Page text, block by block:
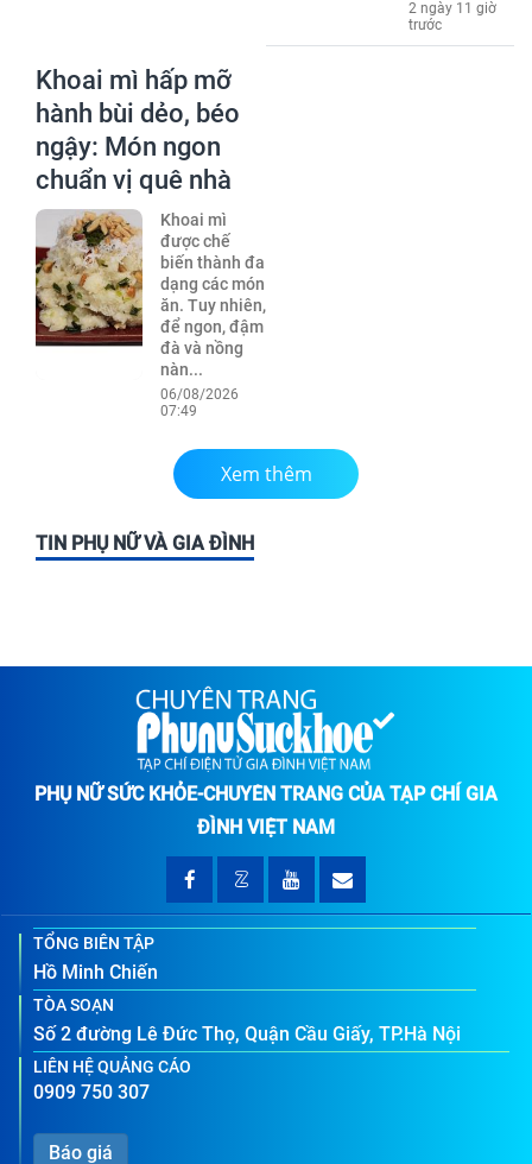
2 ngày 11 giờ
trước
Khoai mì hấp mỡ
hành bùi dẻo, béo
ngậy: Món ngon
chuẩn vị quê nhà
Khoai mì
được chế
biến thành đa
dạng các món
ăn. Tuy nhiên,
để ngon, đậm
đà và nồng
nàn...
06/08/2026
07:49
Xem thêm
TIN PHỤ NỮ VÀ GIA ĐÌNH
PHỤ NỮ SỨC KHỎE-CHUYÊN TRANG CỦA TẠP CHÍ GIA
ĐÌNH VIỆT NAM
TỔNG BIÊN TẬP
Hồ Minh Chiến
TÒA SOẠN
Số 2 đường Lê Đức Thọ, Quận Cầu Giấy, TP.Hà Nội
LIÊN HỆ QUẢNG CÁO
0909 750 307
Báo giá